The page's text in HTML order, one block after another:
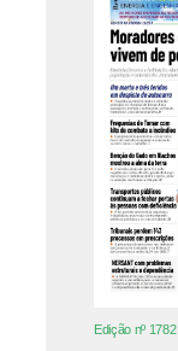
Edição nº 1782